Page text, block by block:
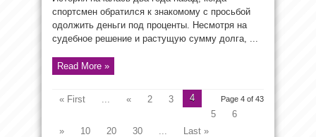
спортсмен обратился к знакомому с просьбой
одолжить деньги под проценты. Несмотря на
судебное решение и растущую сумму долга, ...
Read More »
Page 4 of 43
« First ... « 2 3
4
5
6
»
10 20 30 ... Last »